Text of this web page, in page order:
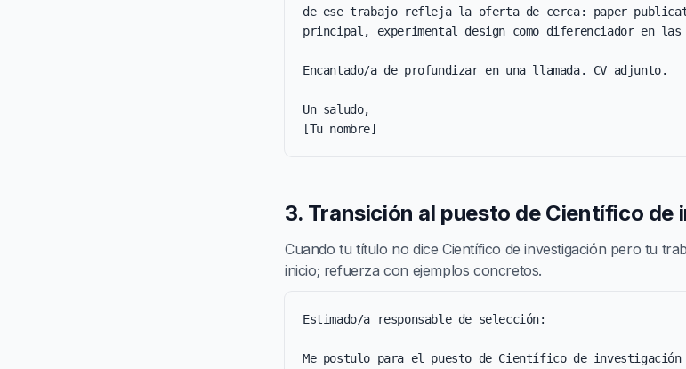
de ese trabajo refleja la oferta de cerca: paper
principal, experimental design como diferenciador en
Encantado/a de profundizar en una llamada. CV adjunto.
Un saludo,
[Tu nombre]
3. Transición al puesto de Científico de
Cuando tu título no dice Científico de investigación pero tu
inicio; refuerza con ejemplos concretos.
Estimado/a responsable de selección:
Me postulo para el puesto de Científico de